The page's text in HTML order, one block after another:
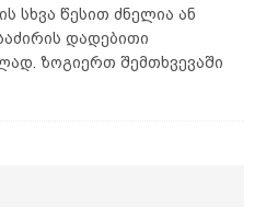
სხვა წესით ძნელია ან
დადებითი
ზოგიერთ შემთხვევაში